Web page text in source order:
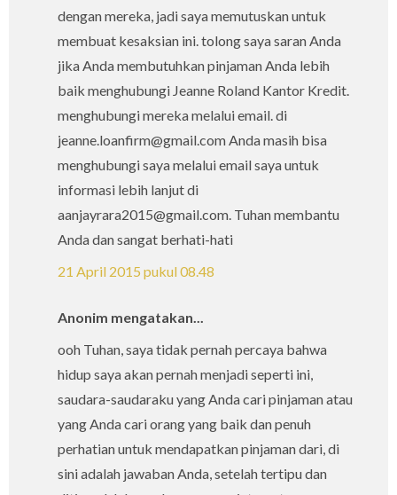
dengan mereka, jadi saya memutuskan untuk
membuat kesaksian ini. tolong saya saran Anda
jika Anda membutuhkan pinjaman Anda lebih
baik menghubungi Jeanne Roland Kantor Kredit.
menghubungi mereka melalui email. di
jeanne.loanfirm@gmail.com Anda masih bisa
menghubungi saya melalui email saya untuk
informasi lebih lanjut di
aanjayrara2015@gmail.com. Tuhan membantu
Anda dan sangat berhati-hati
21 April 2015 pukul 08.48
Anonim mengatakan...
ooh Tuhan, saya tidak pernah percaya bahwa
hidup saya akan pernah menjadi seperti ini,
saudara-saudaraku yang Anda cari pinjaman atau
yang Anda cari orang yang baik dan penuh
perhatian untuk mendapatkan pinjaman dari, di
sini adalah jawaban Anda, setelah tertipu dan